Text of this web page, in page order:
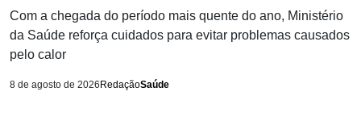
Com a chegada do período mais quente do ano, Ministério
da Saúde reforça cuidados para evitar problemas causados
pelo calor
8 de agosto de 2026 RedaçãoSaúde